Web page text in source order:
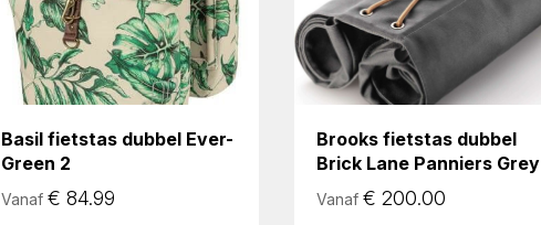
Basil fietstas dubbel Ever-
Green 2
Vanaf € 84.99
Brooks fietstas dubbel
Brick Lane Panniers Grey
Vanaf € 200.00